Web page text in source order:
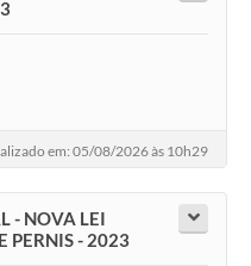
em: 05/08/2026 às 10h29
- NOVA LEI
PERNIS - 2023